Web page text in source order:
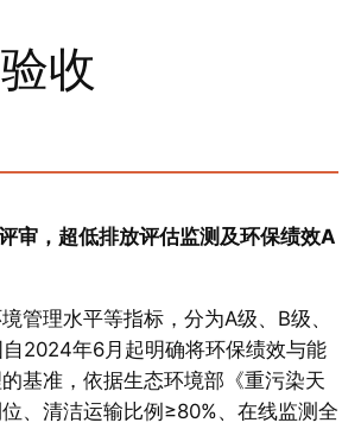
收
审，超低排放评估监测及环保绩效A
管理水平等指标，分为A级、B级、
2024年6月起明确将环保绩效与能
基准，依据生态环境部《重污染天
、清洁运输比例≥80%、在线监测全